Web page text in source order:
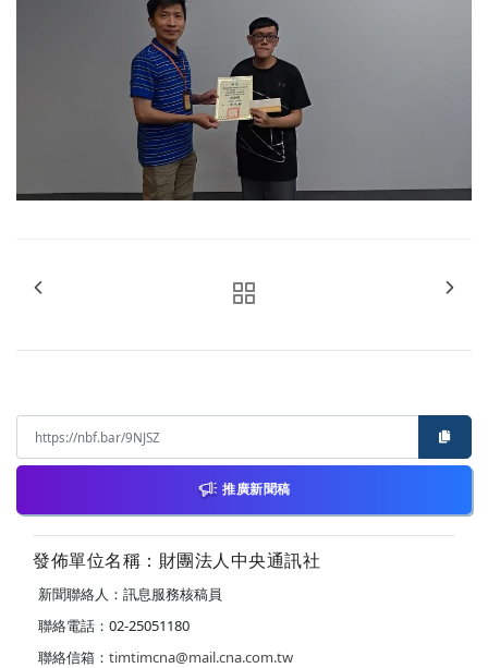
推廣新聞稿
發佈單位名稱：財團法人中央通訊社
新聞聯絡人：訊息服務核稿員
聯絡電話：02-25051180
聯絡信箱： timtimcna@mail.cna.com.tw